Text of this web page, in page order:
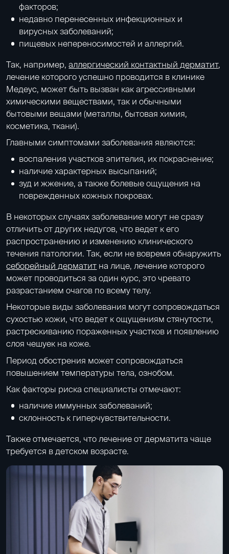
факторов;
недавно перенесенных инфекционных и
вирусных заболеваний;
пищевых непереносимостей и аллергий.
Так, например,аллергический контактный дерматит,
лечение которого успешно проводится в клинике
Медеус, может быть вызван как агрессивными
химическими веществами, так и обычными
бытовыми вещами (металлы, бытовая химия,
косметика, ткани).
Главными симптомами заболевания являются:
воспаления участков эпителия, их покраснение;
наличие характерных высыпаний;
зуд и жжение, а также болевые ощущения на
поврежденных кожных покровах.
В некоторых случаях заболевание могут не сразу
отличить от других недугов, что ведет к его
распространению и изменению клинического
течения патологии. Так, если не вовремя обнаружить
себорейный дерматит на лице, лечение которого
может проводиться за один курс, это чревато
разрастанием очагов по всему телу.
Некоторые виды заболевания могут сопровождаться
сухостью кожи, что ведет к ощущениям стянутости,
растрескиванию пораженных участков и появлению
слоя чешуек на коже.
Период обострения может сопровождаться
повышением температуры тела, ознобом.
Как факторы риска специалисты отмечают:
наличие иммунных заболеваний;
склонность к гиперчувствительности.
Также отмечается, что лечение от дерматита чаще
требуется в детском возрасте.